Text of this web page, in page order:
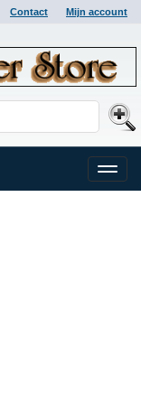
Contact Mijn account
Toggle